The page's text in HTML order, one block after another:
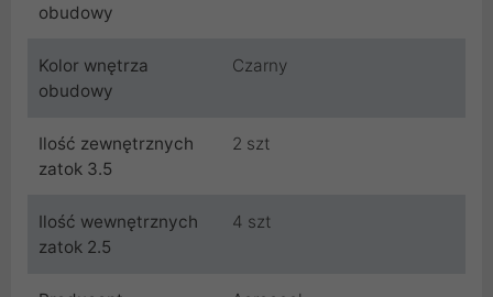
obudowy
Kolor wnętrza
obudowy
Czarny
Ilość zewnętrznych
zatok 3.5
2 szt
Ilość wewnętrznych
zatok 2.5
4 szt